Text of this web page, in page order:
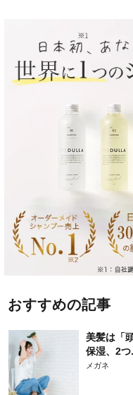
おすすめの記事
美髪は「
保湿、2つ
メガネ